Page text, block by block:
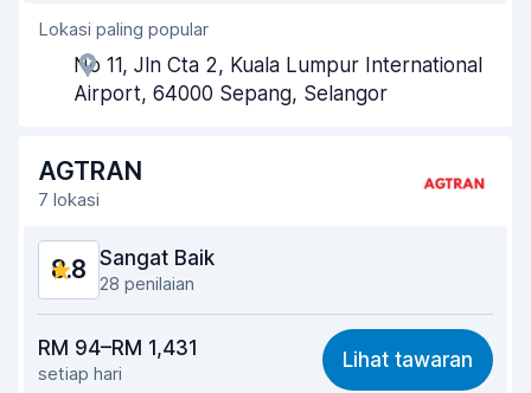
Kesediaan ejen membantu
Kepantasan pengambilan
Kebersihan kereta 9.0
Keadaan kereta
Lokasi paling popular
No 11, Jln Cta 2, Kuala Lumpur International
Airport, 64000 Sepang, Selangor
AGTRAN
7 lokasi
8.8 Sangat Baik
28 penilaian
8.6
Mudah dicari 8.8
RM 94–RM 1,431
setiap hari
Lihat tawaran